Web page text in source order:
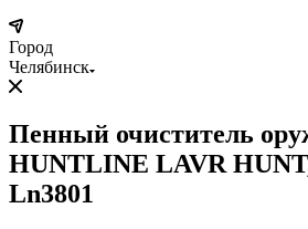
Город
Челябинск
Пенный очиститель
HUNTLINE LAVR
Ln3801